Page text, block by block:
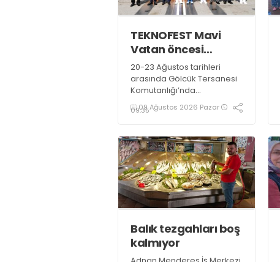
TEKNOFEST Mavi
Vatan öncesi
toplantı yapıldı
20-23 Ağustos tarihleri
arasında Gölcük Tersanesi
Komutanlığı’nda
düzenlenecek olan
TEKNOFEST Mavi Vatan için
toplantısı gerçekleştirildi
09 Ağustos 2026 Pazar
09:35
Balık tezgahları boş
kalmıyor